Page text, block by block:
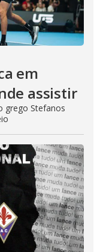
em
assistir
grego Stefanos